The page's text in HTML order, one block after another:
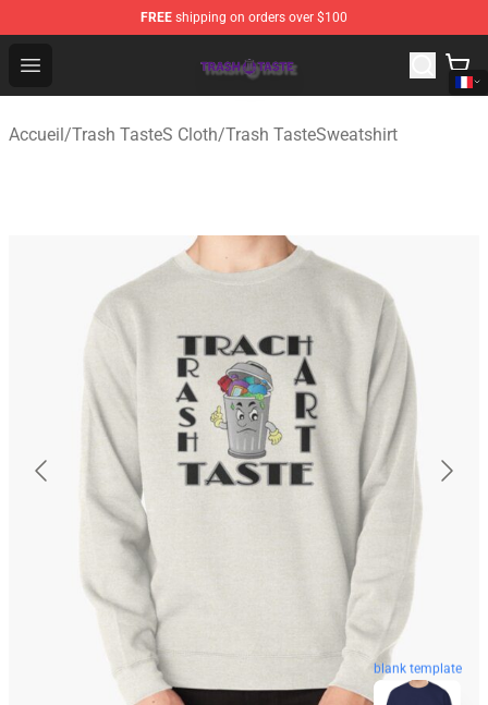
FREE shipping on orders over $100
Open menu
Trash Taste Shop - Official Trash Taste Merchandise
Accueil/Trash TasteS Cloth/Trash TasteSweatshirt
blank template